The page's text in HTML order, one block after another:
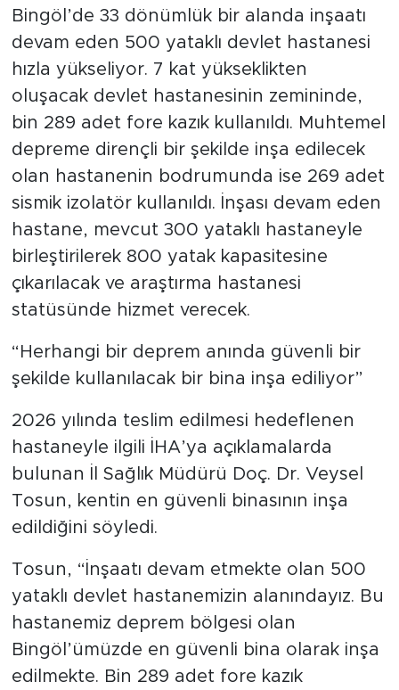
Bingöl’de 33 dönümlük bir alanda inşaatı
devam eden 500 yataklı devlet hastanesi
hızla yükseliyor. 7 kat yükseklikten
oluşacak devlet hastanesinin zemininde,
bin 289 adet fore kazık kullanıldı. Muhtemel
depreme dirençli bir şekilde inşa edilecek
olan hastanenin bodrumunda ise 269 adet
sismik izolatör kullanıldı. İnşası devam eden
hastane, mevcut 300 yataklı hastaneyle
birleştirilerek 800 yatak kapasitesine
çıkarılacak ve araştırma hastanesi
statüsünde hizmet verecek.
“Herhangi bir deprem anında güvenli bir
şekilde kullanılacak bir bina inşa ediliyor”
2026 yılında teslim edilmesi hedeflenen
hastaneyle ilgili İHA’ya açıklamalarda
bulunan İl Sağlık Müdürü Doç. Dr. Veysel
Tosun, kentin en güvenli binasının inşa
edildiğini söyledi.
Tosun, “İnşaatı devam etmekte olan 500
yataklı devlet hastanemizin alanındayız. Bu
hastanemiz deprem bölgesi olan
Bingöl’ümüzde en güvenli bina olarak inşa
edilmekte. Bin 289 adet fore kazık